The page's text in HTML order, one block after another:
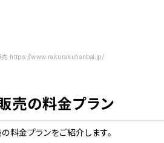
売 https://www.rakurakuhanbai.jp/
売の料金プラン
の料金プランをご紹介します。